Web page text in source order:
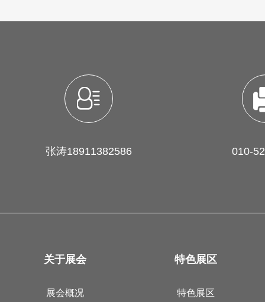
张涛18911382586 010-
关于展会
展会概况
特色展区
特色展区